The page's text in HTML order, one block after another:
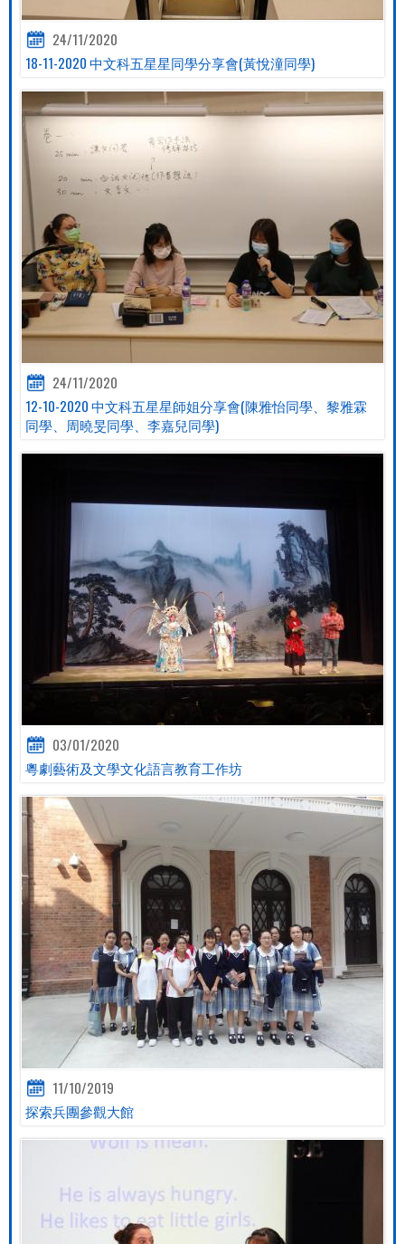
24/11/2020
18-11-2020 中文科五星星同學分享會(黃悅潼同學)
24/11/2020
12-10-2020 中文科五星星師姐分享會(陳雅怡同學、黎雅霖
同學、周曉旻同學、李嘉兒同學)
03/01/2020
粵劇藝術及文學文化語言教育工作坊
11/10/2019
探索兵團參觀大館